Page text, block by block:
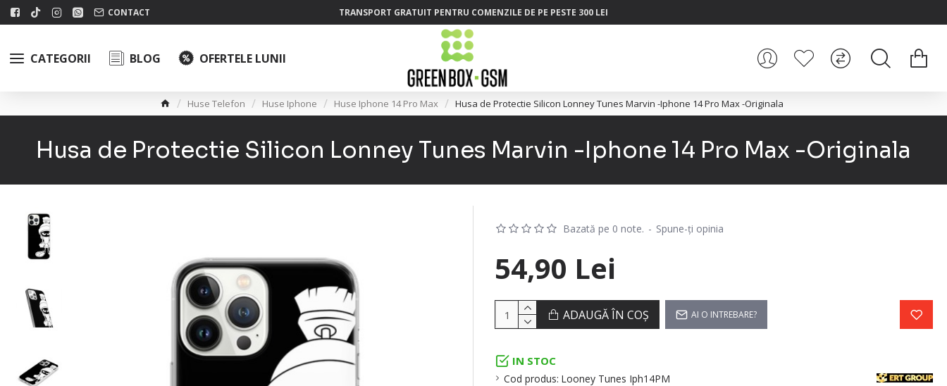
CONTACT TRANSPORT GRATUIT PENTRU COMENZILE DE PE PESTE 300 LEI
CATEGORII BLOG OFERTELE LUNII
Huse Telefon Huse Iphone Huse Iphone 14 Pro Max Husa de Protectie Silicon Lonney Tunes Marvin -Iphone 14 Pro Max -Originala
Husa de Protectie Silicon Lonney Tunes Marvin -Iphone 14 Pro Max -Originala
IN STOC
Cod produs: Looney Tunes Iph14PM
Bazată pe 0 note. - Spune-ţi opinia
54,90 Lei
ADAUGĂ ÎN COŞ AI O INTREBARE?